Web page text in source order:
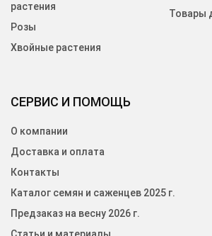
СЕРВИС И ПОМОЩЬ
О компании
Доставка и оплата
Контакты
Каталог семян и саженцев 2025 г.
Предзаказ на весну 2026 г.
растения
Розы
Хвойные растения
Товары